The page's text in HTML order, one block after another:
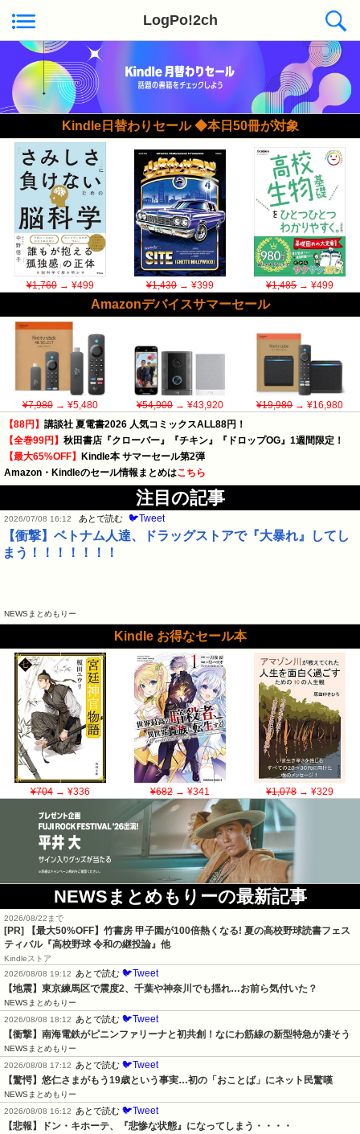
LogPo!2ch
Kindle日替わりセール ◆本日50冊が対象
¥1,760→ ¥499 ¥1,430→ ¥399 ¥1,485→ ¥499
Amazonデバイスサマーセール
¥7,980→ ¥5,480 ¥54,900→ ¥43,920 ¥19,980→ ¥16,980
【88円】 講談社 夏電書2026 人気コミックスALL88円！
【全巻99円】 秋田書店『クローバー』『チキン』『ドロップOG』1週間限定！
【最大65%OFF】
Kindle本 サマーセール第2弾
Amazon・Kindleのセール情報まとめはこちら
注目の記事
2026/07/08 16:12 あとで読む 🐦Tweet
【衝撃】ベトナム人達、ドラッグストアで『大暴れ』してし
まう！！！！！！！
NEWSまとめもりー
Kindle お得なセール本
¥704→ ¥336 ¥682→ ¥341 ¥1,078→ ¥329
NEWSまとめもりーの最新記事
2026/08/22まで
[PR] 【最大50%OFF】竹書房 甲子園が100倍熱くなる! 夏の高校野球読書フェス
ティバル『高校野球 令和の継投論』他
Kindleストア
2026/08/08 19:12
あとで読む 🐦Tweet
【地震】東京練馬区で震度2、千葉や神奈川でも揺れ…お前ら気付いた？
NEWSまとめもりー
2026/08/08 18:12
あとで読む 🐦Tweet
【衝撃】南海電鉄がピニンファリーナと初共創！なにわ筋線の新型特急が凄そう
NEWSまとめもりー
2026/08/08 17:12
あとで読む 🐦Tweet
【驚愕】悠仁さまがもう19歳という事実…初の「おことば」にネット民驚嘆
NEWSまとめもりー
2026/08/08 16:12
あとで読む 🐦Tweet
【悲報】ドン・キホーテ、『悲惨な状態』になってしまう・・・・